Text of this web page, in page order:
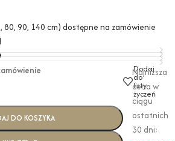
80, 90, 140 cm) dostępne na zamówienie
DO KOSZYKA
Dodaj
do
listy
życzeń
Najniższa
cena w
ciągu
ostatnich
30 dni: